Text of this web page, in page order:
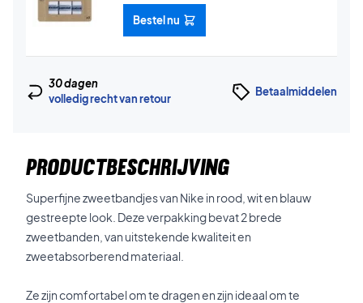
Bestel nu
30 dagen
volledig recht van retour
Betaalmiddelen
PRODUCTBESCHRIJVING
Superfijne zweetbandjes van Nike in rood, wit en blauw
gestreepte look. Deze verpakking bevat 2 brede
zweetbanden, van uitstekende kwaliteit en
zweetabsorberend materiaal.
Ze zijn comfortabel om te dragen en zijn ideaal om te